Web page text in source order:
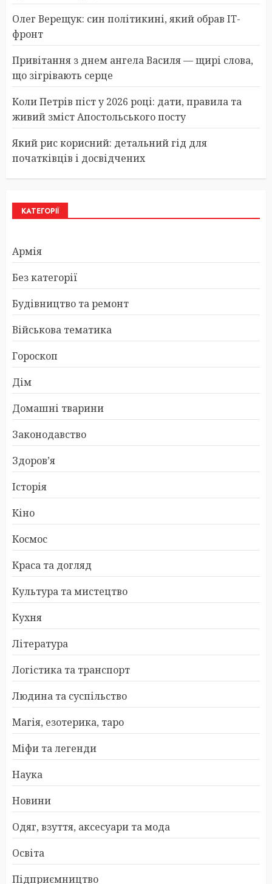
Олег Верещук: син політикині, який обрав IT-
фронт
Привітання з днем ангела Василя — щирі слова,
що зігрівають серце
Коли Петрів піст у 2026 році: дати, правила та
живий зміст Апостольського посту
Який рис корисний: детальний гід для
початківців і досвідчених
КАТЕГОРІЇ
Армія
Без категорії
Будівництво та ремонт
Військова тематика
Гороскоп
Дім
Домашні тварини
Законодавство
Здоров’я
Історія
Кіно
Космос
Краса та догляд
Культура та мистецтво
Кухня
Література
Логістика та транспорт
Людина та суспільство
Магія, езотерика, таро
Міфи та легенди
Наука
Новини
Одяг, взуття, аксесуари та мода
Освіта
Підприємництво